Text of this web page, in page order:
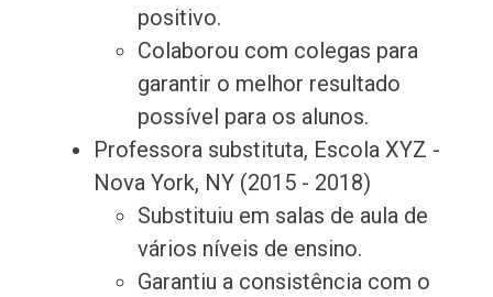
positivo.
Colaborou com colegas para
garantir o melhor resultado
possível para os alunos.
Professora substituta, Escola XYZ -
Nova York, NY (2015 - 2018)
Substituiu em salas de aula de
vários níveis de ensino.
Garantiu a consistência com o